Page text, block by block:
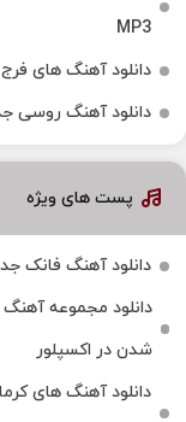
MP3
دانلود آهنگ های
دانلود آهنگ روسی
پست های ویژه
دانلود آهنگ فانک
شدن در اکسپلور
دانلود آهنگ‌ های